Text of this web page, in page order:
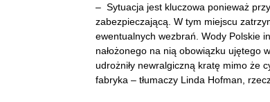
– Sytuacja jest kluczowa ponieważ
zabezpieczającą. W tym miejscu
ewentualnych wezbrań. Wody Polskie
nałożonego na nią obowiązku ujętego
udrożniły newralgiczną kratę mimo że
fabryka – tłumaczy Linda Hofman,